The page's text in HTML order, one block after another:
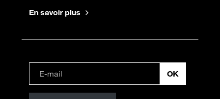
En savoir plus